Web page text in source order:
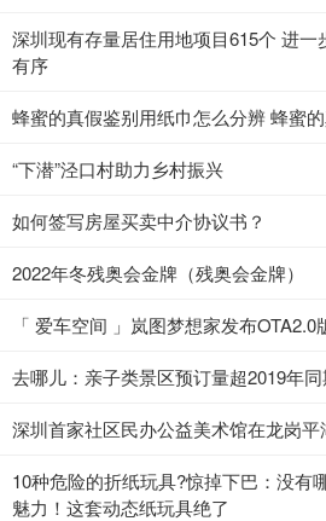
深圳现有存量居住用地项目615个 进
有序
蜂蜜的真假鉴别用纸巾怎么分辨 蜂蜜
“下潜”泾口村助力乡村振兴
如何签写房屋买卖中介协议书？
2022年冬残奥会金牌（残奥会金牌）
「 爱车空间 」岚图梦想家发布OTA2.0
去哪儿：亲子类景区预订量超2019年
深圳首家社区民办公益美术馆在龙岗
10种危险的折纸玩具?惊掉下巴：没有
魅力！这套动态纸玩具绝了